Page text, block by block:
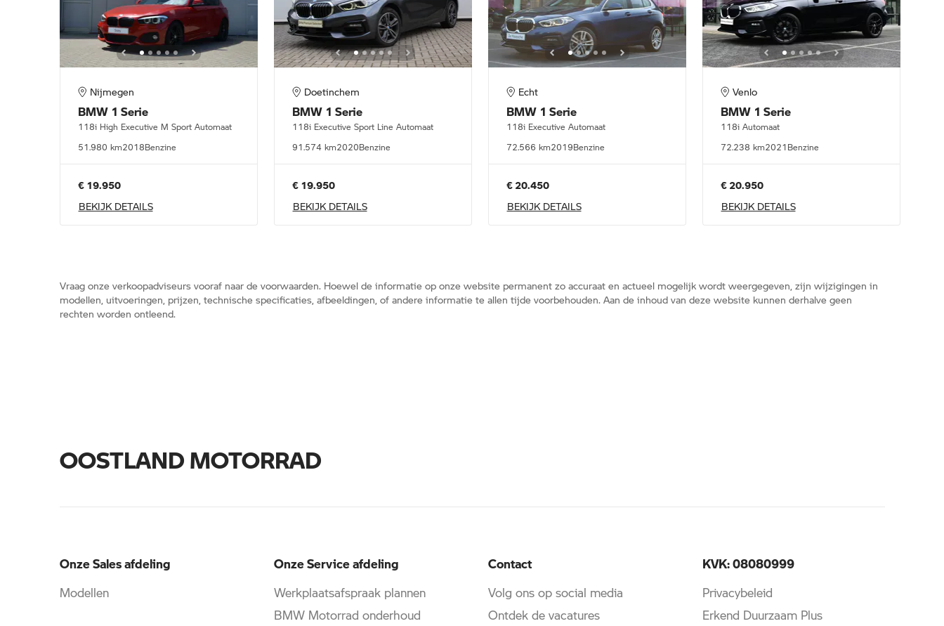
Nijmegen
BMW 1 Serie
118i High Executive M Sport Automaat
51.980 km2018Benzine
€ 19.950
BEKIJK DETAILS
Doetinchem
BMW 1 Serie
118i Executive Sport Line Automaat
91.574 km2020Benzine
€ 19.950
BEKIJK DETAILS
Echt
BMW 1 Serie
118i Executive Automaat
72.566 km2019Benzine
€ 20.450
BEKIJK DETAILS
Venlo
BMW 1 Serie
118i Automaat
72.238 km2021Benzine
€ 20.950
BEKIJK DETAILS
Vraag onze verkoopadviseurs vooraf naar de voorwaarden. Hoewel de informatie op onze website permanent zo accuraat en actueel mogelijk wordt weergegeven, zijn wijzigingen in
modellen, uitvoeringen, prijzen, technische specificaties, afbeeldingen, of andere informatie te allen tijde voorbehouden. Aan de inhoud van deze website kunnen derhalve geen
rechten worden ontleend.
OOSTLAND MOTORRAD
Onze Sales afdeling
Modellen
Onze Service afdeling
Werkplaatsafspraak plannen
BMW Motorrad onderhoud
Contact
Volg ons op social media
Ontdek de vacatures
KVK: 08080999
Privacybeleid
Erkend Duurzaam Plus